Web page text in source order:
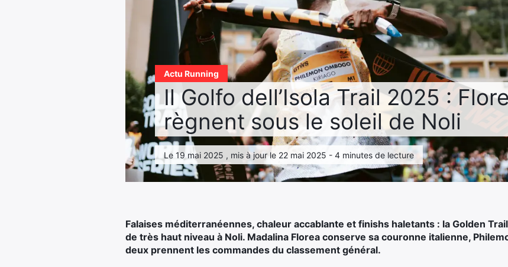
Actu Running
Il Golfo dell’Isola Trail 2025 :
règnent sous le soleil de Noli
Le 19 mai 2025 , mis à jour le 22 mai 2025 - 4 minutes de lecture
Falaises méditerranéennes, chaleur accablante et finishs haletants : la Golden
de très haut niveau à Noli. Madalina Florea conserve sa couronne italienne,
deux prennent les commandes du classement général.